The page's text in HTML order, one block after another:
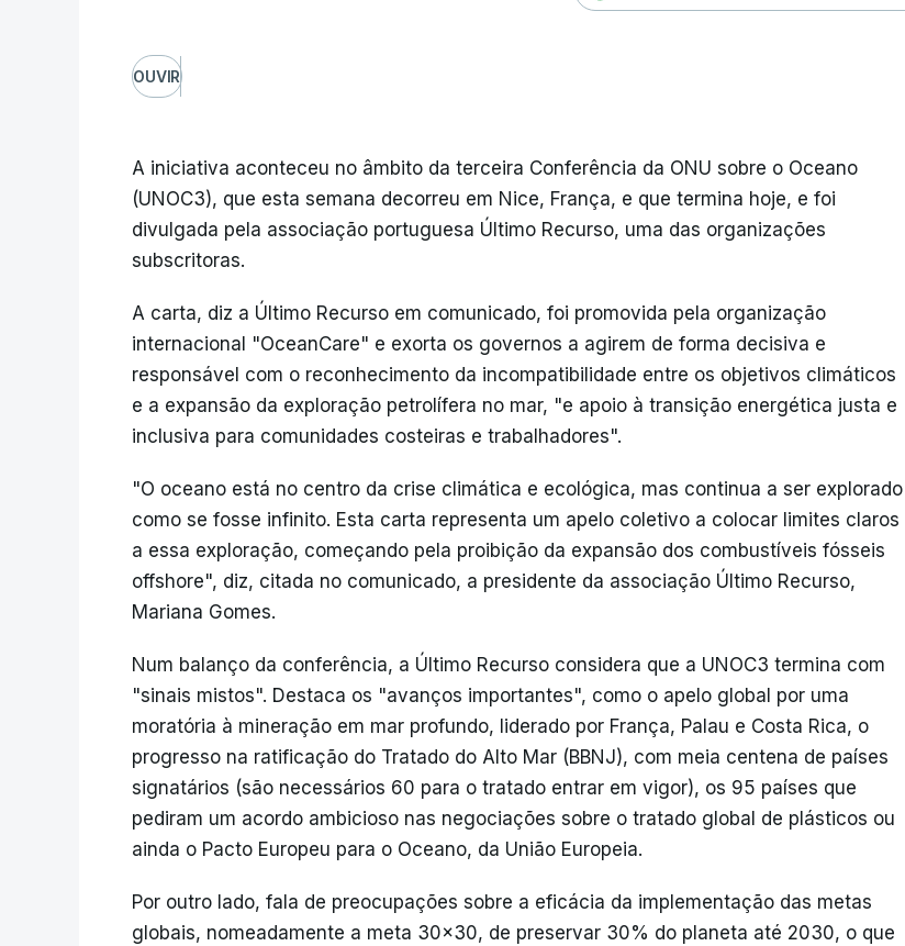
OUVIR
A iniciativa aconteceu no âmbito da terceira Conferência da ONU sobre o Oceano
(UNOC3), que esta semana decorreu em Nice, França, e que termina hoje, e foi
divulgada pela associação portuguesa Último Recurso, uma das organizações
subscritoras.
A carta, diz a Último Recurso em comunicado, foi promovida pela organização
internacional "OceanCare" e exorta os governos a agirem de forma decisiva e
responsável com o reconhecimento da incompatibilidade entre os objetivos climáticos
e a expansão da exploração petrolífera no mar, "e apoio à transição energética justa e
inclusiva para comunidades costeiras e trabalhadores".
"O oceano está no centro da crise climática e ecológica, mas continua a ser explorado
como se fosse infinito. Esta carta representa um apelo coletivo a colocar limites claros
a essa exploração, começando pela proibição da expansão dos combustíveis fósseis
offshore", diz, citada no comunicado, a presidente da associação Último Recurso,
Mariana Gomes.
Num balanço da conferência, a Último Recurso considera que a UNOC3 termina com
"sinais mistos". Destaca os "avanços importantes", como o apelo global por uma
moratória à mineração em mar profundo, liderado por França, Palau e Costa Rica, o
progresso na ratificação do Tratado do Alto Mar (BBNJ), com meia centena de países
signatários (são necessários 60 para o tratado entrar em vigor), os 95 países que
pediram um acordo ambicioso nas negociações sobre o tratado global de plásticos ou
ainda o Pacto Europeu para o Oceano, da União Europeia.
Por outro lado, fala de preocupações sobre a eficácia da implementação das metas
globais, nomeadamente a meta 30x30, de preservar 30% do planeta até 2030, o que